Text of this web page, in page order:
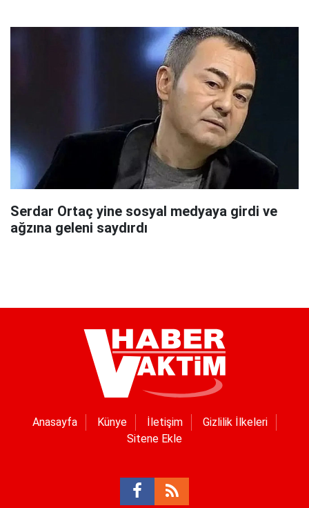
Serdar Ortaç yine sosyal medyaya girdi ve
ağzına geleni saydırdı
Anasayfa Künye İletişim
Gizlilik İlkeleri
Sitene Ekle